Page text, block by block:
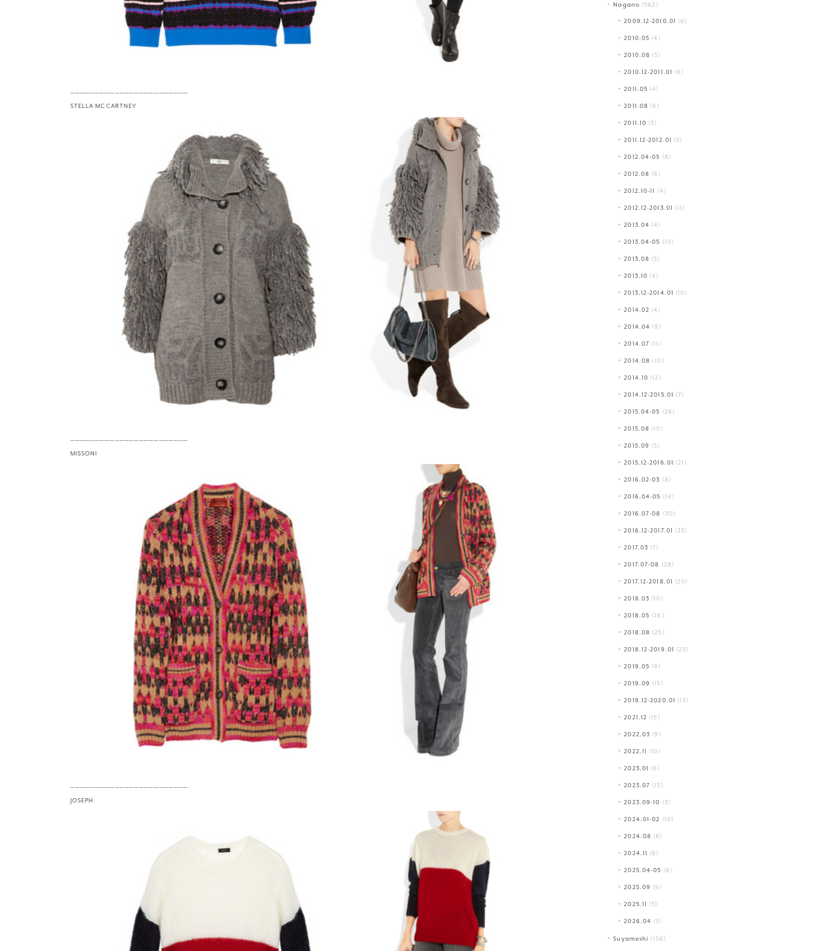
————————————————————————
STELLA MCCARTNEY
————————————————————————
MISSONI
————————————————————————
JOSEPH
Nagano (582)
2009.12-2010.01 (6)
2010.05 (4)
2010.08 (5)
2010.12-2011.01 (6)
2011.05 (4)
2011.08 (6)
2011.10 (3)
2011.12-2012.01 (5)
2012.04-05 (8)
2012.08 (6)
2012.10-11 (4)
2012.12-2013.01 (11)
2013.04 (4)
2013.04-05 (10)
2013.08 (5)
2013.10 (4)
2013.12-2014.01 (10)
2014.02 (4)
2014.04 (9)
2014.07 (11)
2014.08 (10)
2014.10 (12)
2014.12-2015.01 (7)
2015.04-05 (26)
2015.08 (10)
2015.09 (5)
2015.12-2016.01 (21)
2016.02-03 (8)
2016.04-05 (14)
2016.07-08 (30)
2016.12-2017.01 (33)
2017.03 (7)
2017.07-08 (28)
2017.12-2018.01 (20)
2018.03 (10)
2018.05 (26)
2018.08 (25)
2018.12-2019.01 (23)
2019.05 (9)
2019.09 (15)
2019.12-2020.01 (13)
2021.12 (15)
2022.03 (9)
2022.11 (10)
2023.01 (6)
2023.07 (13)
2023.09-10 (3)
2024.01-02 (10)
2024.08 (8)
2024.11 (8)
2025.04-05 (6)
2025.09 (9)
2025.11 (3)
2026.04 (5)
Suyameshi (158)